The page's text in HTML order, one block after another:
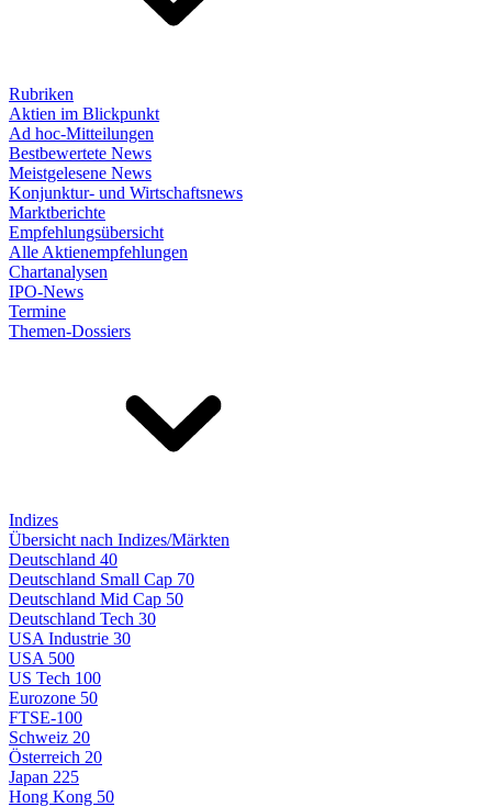
Rubriken
Aktien im Blickpunkt
Ad hoc-Mitteilungen
Bestbewertete News
Meistgelesene News
Konjunktur- und Wirtschaftsnews
Marktberichte
Empfehlungsübersicht
Alle Aktienempfehlungen
Chartanalysen
IPO-News
Termine
Themen-Dossiers
Indizes
Übersicht nach Indizes/Märkten
Deutschland 40
Deutschland Small Cap 70
Deutschland Mid Cap 50
Deutschland Tech 30
USA Industrie 30
USA 500
US Tech 100
Eurozone 50
FTSE-100
Schweiz 20
Österreich 20
Japan 225
Hong Kong 50